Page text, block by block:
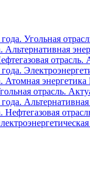
Угольная
Альтернативная
Атомная
отрасль.